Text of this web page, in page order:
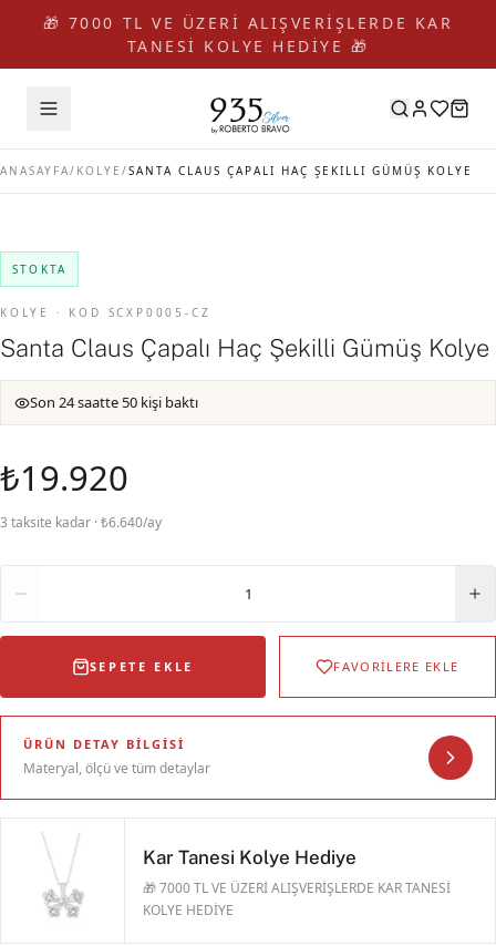
🎁 7000 TL VE ÜZERİ ALIŞVERİŞLERDE KAR
TANESİ KOLYE HEDİYE 🎁
ANASAYFA/ KOLYE /SANTA CLAUS ÇAPALI HAÇ ŞEKILLI GÜMÜŞ KOLYE
STOKTA
KOLYE · KOD SCXP0005-CZ
Santa Claus Çapalı Haç Şekilli Gümüş Kolye
Son 24 saatte 50 kişi baktı
₺19.920
3 taksite kadar · ₺6.640/ay
1
SEPETE EKLE FAVORİLERE EKLE
ÜRÜN DETAY BILGISI
Materyal, ölçü ve tüm detaylar
Kar Tanesi Kolye Hediye
🎁 7000 TL VE ÜZERİ ALIŞVERİŞLERDE KAR TANESİ
KOLYE HEDİYE